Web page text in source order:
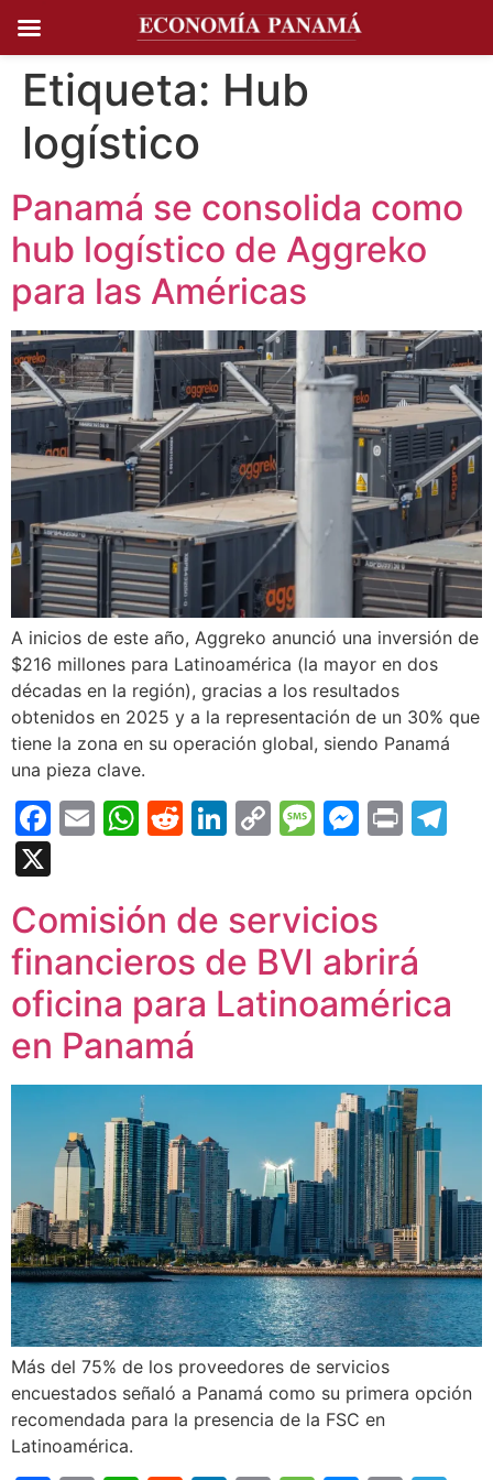
Ir al
contenido
Etiqueta: Hub
logístico
Panamá se consolida como
hub logístico de Aggreko
para las Américas
A inicios de este año, Aggreko anunció una inversión de
$216 millones para Latinoamérica (la mayor en dos
décadas en la región), gracias a los resultados
obtenidos en 2025 y a la representación de un 30% que
tiene la zona en su operación global, siendo Panamá
una pieza clave.
Facebook
EmailWhatsApp
Reddit
LinkedIn
CopyMessage
Print
Comisión de servicios
financieros de BVI abrirá
oficina para Latinoamérica
en Panamá
Más del 75% de los proveedores de servicios
encuestados señaló a Panamá como su primera opción
recomendada para la presencia de la FSC en
Latinoamérica.